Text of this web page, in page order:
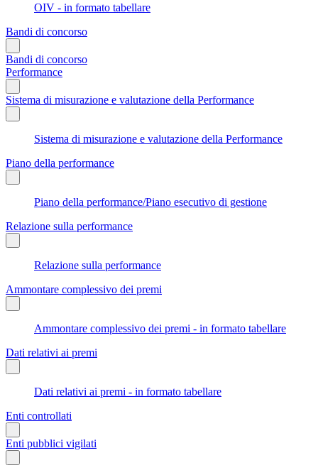
OIV - in formato tabellare
Bandi di concorso
Bandi di concorso
Performance
Sistema di misurazione e valutazione della Performance
Sistema di misurazione e valutazione della Performance
Piano della performance
Piano della performance/Piano esecutivo di gestione
Relazione sulla performance
Relazione sulla performance
Ammontare complessivo dei premi
Ammontare complessivo dei premi - in formato tabellare
Dati relativi ai premi
Dati relativi ai premi - in formato tabellare
Enti controllati
Enti pubblici vigilati